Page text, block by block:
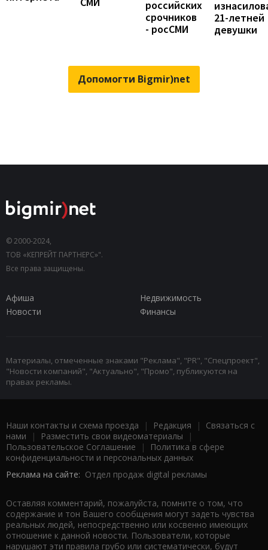
российских
срочников
- росСМИ
21-летней
девушки
Допомогти Bigmir)net
© 2000-2024,
ТОВ «КЕПРЕЙТ ПАРТНЕРС»".
Все права защищены.
Афиша
Недвижимость
Новости
Финансы
Материалы, отмеченные знаками "Реклама", "PR", "Спецпроект",
"Новости компаний", "Актуально", "Промо", публикуются на
правах рекламы.
Наши контакты и схема проезда | Редакция | Связаться с
нами | Разместить свои видеоматериалы |
Пользовательское Соглашение |
Политика в сфере
конфиденциальности и персональных данных
Реклама на сайте: Отдел продаж digital рекламы
Оставляя комментарий, пожалуйста, помните о том, что
содержание и тон Вашего сообщения могут задеть чувства
реальных людей, непосредственно или косвенно имеющих
отношение к данной новости. Пользователи, которые
нарушают эти правила грубо или систематически, будут